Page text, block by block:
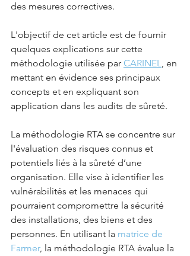
des mesures correctives.
L'objectif de cet article est de fournir
quelques explications sur cette
méthodologie utilisée par CARINEL, en
mettant en évidence ses principaux
concepts et en expliquant son
application dans les audits de sûreté.
La méthodologie RTA se concentre sur
l'évaluation des risques connus et
potentiels liés à la sûreté d’une
organisation. Elle vise à identifier les
vulnérabilités et les menaces qui
pourraient compromettre la sécurité
des installations, des biens et des
personnes. En utilisant la matrice de
Farmer, la méthodologie RTA évalue la